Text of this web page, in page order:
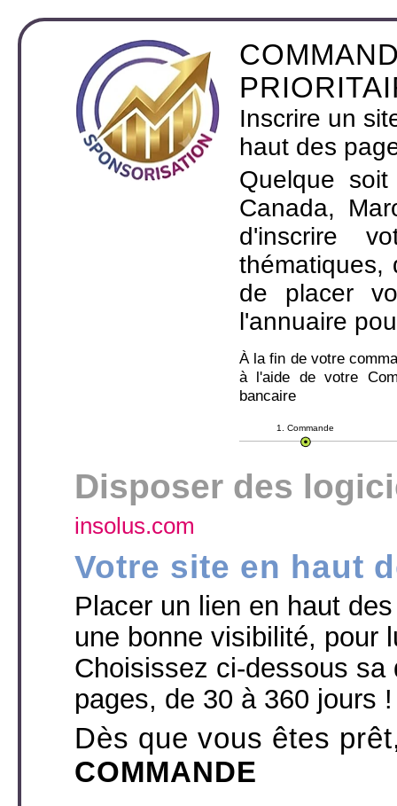
Inscrire un
haut des
Quelque
Canada,
d'inscrire
thématiques,
de placer
l'annuaire
À la fin de votre
à l'aide de votre
bancaire
1. Commande
Disposer des
insolus.com
Votre site en haut
Placer un lien en haut
une bonne visibilité, pour
Choisissez ci-dessous
pages, de 30 à 360 jours !
Dès que vous êtes
COMMANDE